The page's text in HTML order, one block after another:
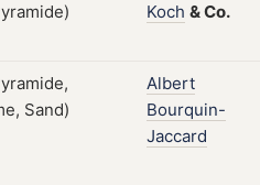
Koch &Co.
Albert
Bourquin-
Jaccard